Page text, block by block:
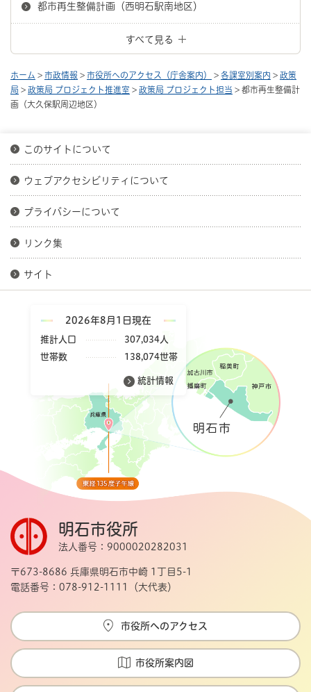
都市再生整備計画（西明石駅南地区）
すべて見る
ホーム > 市政情報 > 市役所へのアクセス（庁舎案内） > 各課室別案内 > 政策
局 > 政策局 プロジェクト推進室 > 政策局 プロジェクト担当 > 都市再生整備計
画（大久保駅周辺地区）
このサイトについて
ウェブアクセシビリティについて
プライバシーについて
リンク集
サイト
2026年8月1日現在
推計人口
307,034人
世帯数
138,074世帯
統計情報
明石市役所
法人番号：9000020282031
〒673-8686 兵庫県明石市中崎 1丁目5-1
電話番号：078-912-1111（大代表）
市役所へのアクセス
市役所案内図